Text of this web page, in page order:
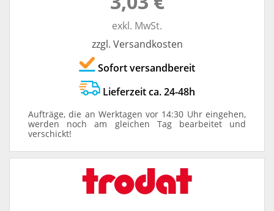
exkl. MwSt.
zzgl. Versandkosten
Sofort versandbereit
Lieferzeit ca. 24-48h
Aufträge, die an Werktagen vor 14:30 Uhr eingehen,
werden noch am gleichen Tag bearbeitet und
verschickt!